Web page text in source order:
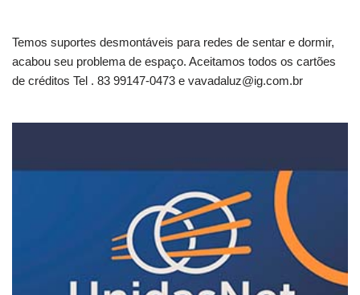
Temos suportes desmontáveis para redes de sentar e dormir,
acabou seu problema de espaço. Aceitamos todos os cartões
de créditos Tel . 83 99147-0473 e vavadaluz@ig.com.br